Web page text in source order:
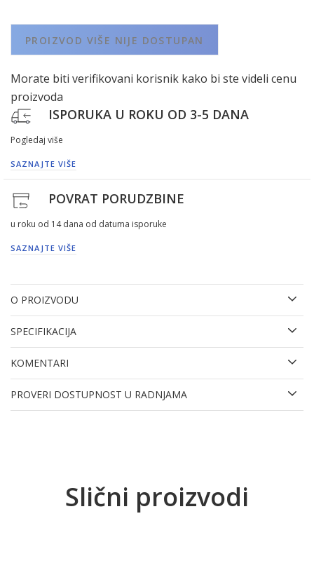
PROIZVOD VIŠE NIJE DOSTUPAN
Morate biti verifikovani korisnik kako bi ste videli cenu
proizvoda
ISPORUKA U ROKU OD 3-5 DANA
Pogledaj više
SAZNAJTE VIŠE
POVRAT PORUDZBINE
u roku od 14 dana od datuma isporuke
SAZNAJTE VIŠE
O PROIZVODU
SPECIFIKACIJA
KOMENTARI
PROVERI DOSTUPNOST U RADNJAMA
Slični proizvodi